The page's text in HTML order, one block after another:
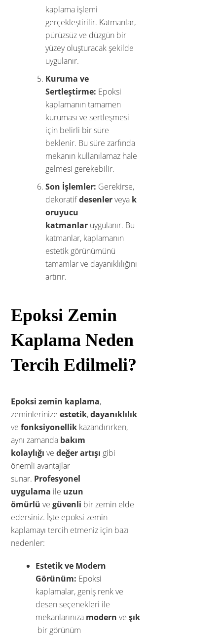
kaplama işlemi
gerçekleştirilir. Katmanlar,
pürüzsüz ve düzgün bir
yüzey oluşturacak şekilde
uygulanır.
Kuruma ve
Sertleştirme: Epoksi
kaplamanın tamamen
kuruması ve sertleşmesi
için belirli bir süre
beklenir. Bu süre zarfında
mekanın kullanılamaz hale
gelmesi gerekebilir.
Son İşlemler: Gerekirse,
dekoratifdesenlerveya k
oruyucu
katmanlar uygulanır. Bu
katmanlar, kaplamanın
estetik görünümünü
tamamlar ve dayanıklılığını
artırır.
Epoksi Zemin
Kaplama Neden
Tercih Edilmeli?
Epoksi zemin kaplama,
zeminlerinizeestetik,dayanıklılık
vefonksiyonellik kazandırırken,
aynı zamanda bakım
kolaylığı vedeğer artışı gibi
önemli avantajlar
sunar. Profesyonel
uygulama ile uzun
ömürlü vegüvenli bir zemin elde
edersiniz. İşte epoksi zemin
kaplamayı tercih etmeniz için bazı
nedenler:
Estetik ve Modern
Görünüm: Epoksi
kaplamalar, geniş renk ve
desen seçenekleri ile
mekanlarınıza modern veşık
bir görünüm